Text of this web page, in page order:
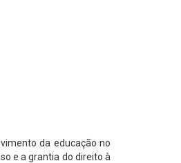
da educação no
e a grantia do direito à